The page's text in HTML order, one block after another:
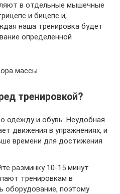
в отдельные мышечные
и бицепс и,
наша тренировка будет
определенной
массы
тренировкой?
одежду и обувь. Неудобная
движения в упражнениях, и
времени для достижения
разминку 10-15 минут.
тренировкам в
оборудование, поэтому